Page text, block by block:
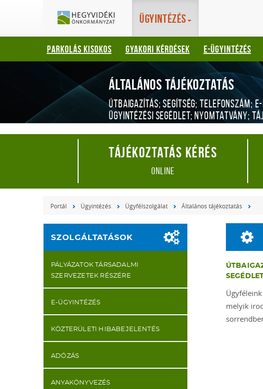
Bejelentkezés:
Hegyvidéki
Önkormányzat
Ügyintézés
PARKOLÁS KISOKOS GYAKORI KÉRDÉSEK E-ÜGYINTÉZÉS
ÁLTALÁNOS TÁJÉKOZTATÁS
ÚTBAIGAZÍTÁS; SEGÍTSÉG; TELEFONSZÁM;
ÜGYINTÉZÉSI SEGÉDLET; NYOMTATVÁNY;
Tájékoztatás kérés
online
Portál Ügyintézés Ügyfélszolgálat Általános tájékoztatás
SZOLGÁLTATÁSOK
PÁLYÁZATOK TÁRSADALMI
SZERVEZETEK RÉSZÉRE
E-ÜGYINTÉZÉS
KÖZTERÜLETI HIBABEJELENTÉS
ADÓZÁS
ANYAKÖNYVEZÉS
melyik